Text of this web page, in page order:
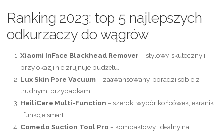
Ranking 2023: top 5 najlepszych
odkurzaczy do wągrów
Xiaomi InFace Blackhead Remover – stylowy, skuteczny i
przy okazji nie zrujnuje budżetu.
Lux Skin Pore Vacuum– zaawansowany, poradzi sobie z
trudnymi przypadkami.
HailiCare Multi-Function – szeroki wybór końcówek, ekranik
i funkcje smart.
Comedo Suction Tool Pro – kompaktowy, idealny na